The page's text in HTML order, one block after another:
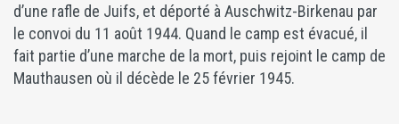
d’une rafle de Juifs, et déporté à Auschwitz-Birkenau par
le convoi du 11 août 1944. Quand le camp est évacué, il
fait partie d’une marche de la mort, puis rejoint le camp de
Mauthausen où il décède le 25 février 1945.